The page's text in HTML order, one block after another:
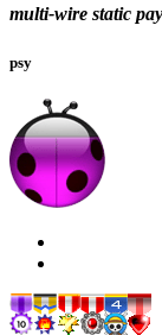
multi-wire static
psy